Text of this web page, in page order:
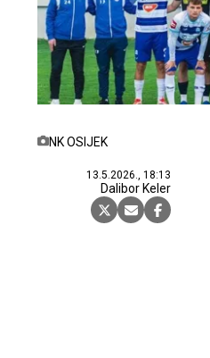
NK OSIJEK
13.5.2026., 18:13
Dalibor Keler